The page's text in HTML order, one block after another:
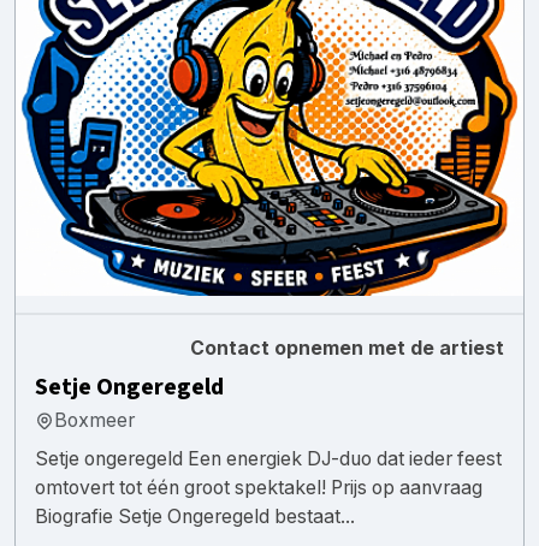
Contact opnemen met de artiest
Setje Ongeregeld
Boxmeer
Setje ongeregeld Een energiek DJ-duo dat ieder feest
omtovert tot één groot spektakel! Prijs op aanvraag
Biografie Setje Ongeregeld bestaat...